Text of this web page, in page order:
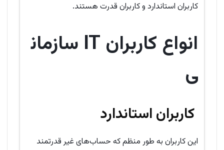
کاربران استاندارد و کاربران قدرت هستند.
انواع کاربران
سازمان
ی
کاربران استاندارد
این کاربران به طور منظم که حساب‌های غیر قدرتمند